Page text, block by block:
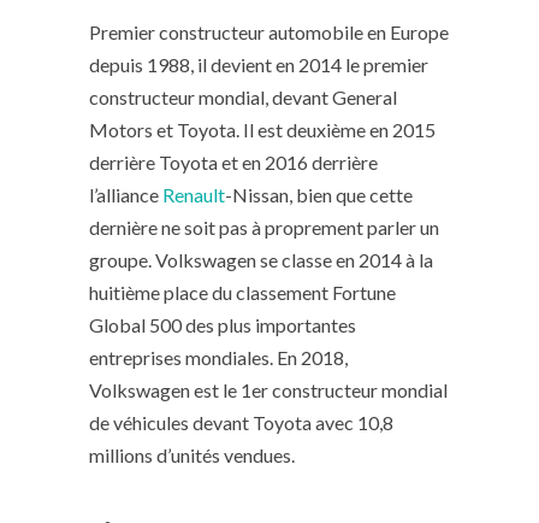
Premier constructeur automobile en Europe
depuis 1988, il devient en 2014 le premier
constructeur mondial, devant General
Motors et Toyota. Il est deuxième en 2015
derrière Toyota et en 2016 derrière
l’alliance Renault-Nissan, bien que cette
dernière ne soit pas à proprement parler un
groupe. Volkswagen se classe en 2014 à la
huitième place du classement Fortune
Global 500 des plus importantes
entreprises mondiales. En 2018,
Volkswagen est le 1er constructeur mondial
de véhicules devant Toyota avec 10,8
millions d’unités vendues.